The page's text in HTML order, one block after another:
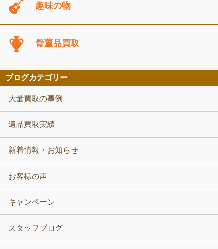
趣味の物
骨董品買取
ブログカテゴリー
大量買取の事例
遺品買取実績
新着情報・お知らせ
お客様の声
キャンペーン
スタッフブログ